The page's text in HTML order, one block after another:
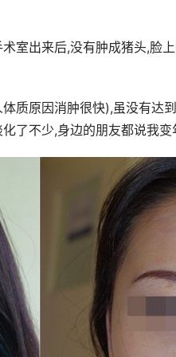
室出来后,没有肿成猪头,脸
质原因消肿很快),虽没有达
了不少,身边的朋友都说我变